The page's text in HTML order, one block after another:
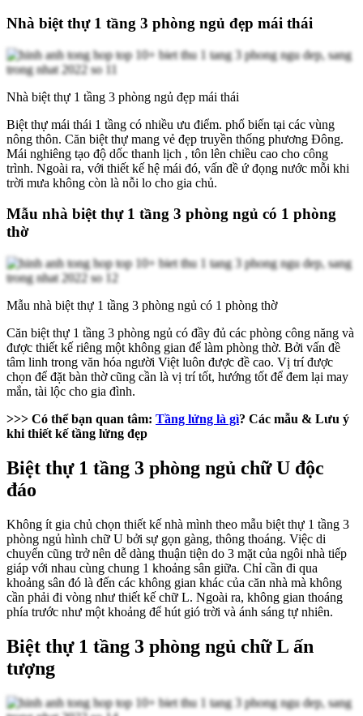
Nhà biệt thự 1 tầng 3 phòng ngủ đẹp mái thái
Nhà biệt thự 1 tầng 3 phòng ngủ đẹp mái thái
Biệt thự mái thái 1 tầng có nhiều ưu điểm. phổ biến tại các vùng
nông thôn. Căn biệt thự mang vẻ đẹp truyền thống phương Đông.
Mái nghiêng tạo độ dốc thanh lịch , tôn lên chiều cao cho công
trình. Ngoài ra, với thiết kế hệ mái đó, vấn đề ứ đọng nước mỗi khi
trời mưa không còn là nỗi lo cho gia chủ.
Mẫu nhà biệt thự 1 tầng 3 phòng ngủ có 1 phòng
thờ
Mẫu nhà biệt thự 1 tầng 3 phòng ngủ có 1 phòng thờ
Căn biệt thự 1 tầng 3 phòng ngủ có đầy đủ các phòng công năng và
được thiết kế riêng một không gian để làm phòng thờ. Bởi vấn đề
tâm linh trong văn hóa người Việt luôn được đề cao. Vị trí được
chọn để đặt bàn thờ cũng cần là vị trí tốt, hướng tốt để đem lại may
mắn, tài lộc cho gia đình.
>>> Có thể bạn quan tâm: Tầng lửng là gì? Các mẫu & Lưu ý
khi thiết kế tầng lửng đẹp
Biệt thự 1 tầng 3 phòng ngủ chữ U độc
đáo
Không ít gia chủ chọn thiết kế nhà mình theo mẫu biệt thự 1 tầng 3
phòng ngủ hình chữ U bởi sự gọn gàng, thông thoáng. Việc di
chuyển cũng trở nên dễ dàng thuận tiện do 3 mặt của ngôi nhà tiếp
giáp với nhau cùng chung 1 khoảng sân giữa. Chỉ cần đi qua
khoảng sân đó là đến các không gian khác của căn nhà mà không
cần phải đi vòng như thiết kế chữ L. Ngoài ra, không gian thoáng
phía trước như một khoảng để hút gió trời và ánh sáng tự nhiên.
Biệt thự 1 tầng 3 phòng ngủ chữ L ấn
tượng